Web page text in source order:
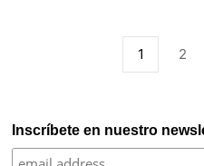
1 2
Inscríbete en nuestro